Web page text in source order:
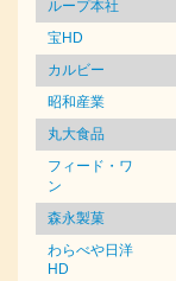
ループ本社
宝HD
カルビー
昭和産業
丸大食品
フィード・ワ
ン
森永製菓
わらべや日洋
HD